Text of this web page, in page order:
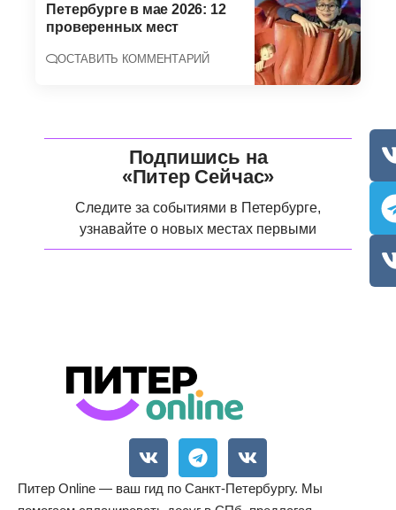
Петербурге в мае 2026: 12
проверенных мест
ОСТАВИТЬ КОММЕНТАРИЙ
Подпишись на
«Питер Сейчас»
Следите за событиями в Петербурге,
узнавайте о новых местах первыми
Питер Online — ваш гид по Санкт-Петербургу. Мы